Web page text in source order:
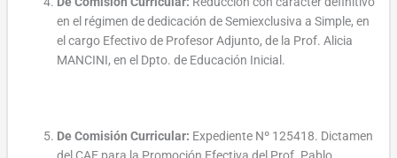
en el régimen de dedicación de Semiexclusiva a Simple, en
el cargo Efectivo de Profesor Adjunto, de la Prof. Alicia
MANCINI, en el Dpto. de Educación Inicial.
De Comisión Curricular: Expediente Nº 125418. Dictamen